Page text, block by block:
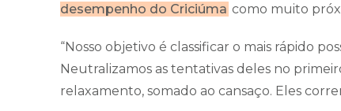
desempenho do Criciúma como muito
“Nosso objetivo é classificar o mais rápido
Neutralizamos as tentativas deles no
relaxamento, somado ao cansaço. Eles